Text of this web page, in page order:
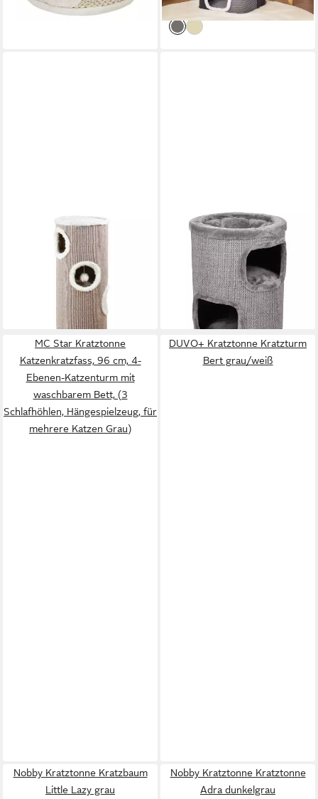
lieferbar - in 2-3 Werktagen bei dir
Kratztonne Kratztonne
Edoardo - taupe/creme - 100
(129,00 €/ 1 kg)
lieferbar - in 4-5 Werktagen bei dir
FLAMINGO
Kratztonne Kratztonne Enes
ab 80,99 € UVP89,99 €
lieferbar in 2 Wochen
MC Star Kratztonne
Katzenkratzfass, 96 cm, 4-
Ebenen-Katzenturm mit
waschbarem Bett, (3
Schlafhöhlen, Hängespielzeug, für
mehrere Katzen Grau)
DUVO+ Kratztonne Kratzturm
Bert grau/weiß
Nobby Kratztonne Kratzbaum
Little Lazy grau
Nobby Kratztonne Kratztonne
Adra dunkelgrau